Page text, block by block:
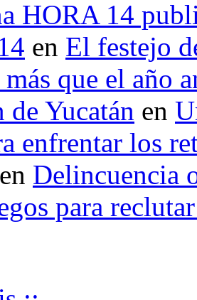
HORA 14
en El festejo
que el año
Yucatán en
enfrentar los
en Delincuencia
para